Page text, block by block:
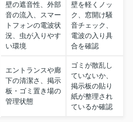
壁の遮音性、外部
音の流入、スマー
トフォンの電波状
況、虫が入りやす
い環境
壁を軽くノッ
ク、窓開け騒
音チェック、
電波の入り具
合を確認
エントランスや廊
下の清潔さ、掲示
板・ゴミ置き場の
管理状態
ゴミが散乱し
ていないか、
掲示板の貼り
紙が整理され
ているか確認